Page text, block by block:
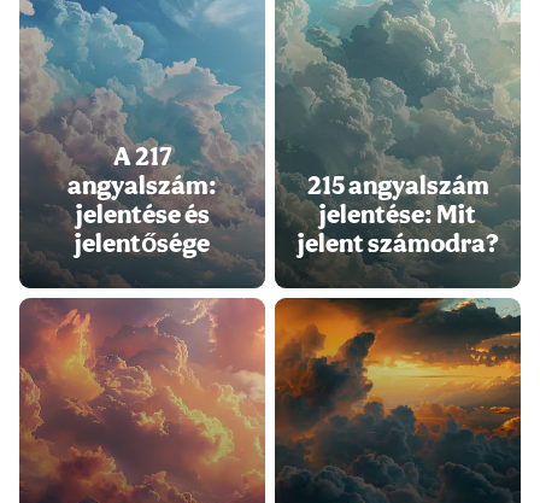
A 217
angyalszám:
jelentése és
jelentősége
215 angyalszám
jelentése: Mit
jelent számodra?